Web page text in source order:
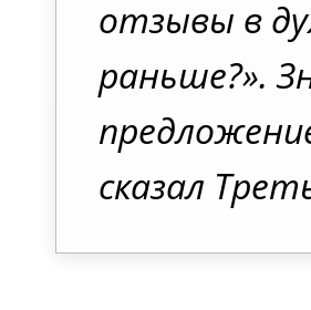
отзывы в
раньше?».
сказал